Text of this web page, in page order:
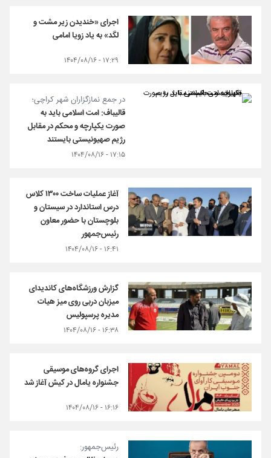
اجرای «خندیدن زیر مشت و
لگد» به یاد زویا امامی
۱۷:۲۹ - ۱۴۰۴/۰۸/۱۶
در جمع نمازگزاران شهر کراچی؛
قالیباف: امت اسلامی باید به
صورت یکپارچه و محکم در مقابل
رژیم صهیونیستی بایستند
۱۷:۱۵ - ۱۴۰۴/۰۸/۱۶
آغاز عملیات ساخت ۱۳۰۰ کلاس
درس استاندارد در سیستان و
بلوچستان با حضور معاون
رئیس‌جمهور
۱۶:۴۱ - ۱۴۰۴/۰۸/۱۶
گزارش ورزشگاه‌های کاندیدای
میزبان دربی روی میز هیات
مدیره پرسپولیس
۱۶:۳۸ - ۱۴۰۴/۰۸/۱۶
اجرای گروه‌های موسیقی
جشنواره یامال در کیش آغاز شد
۱۶:۱۶ - ۱۴۰۴/۰۸/۱۶
رئیس‌جمهور: